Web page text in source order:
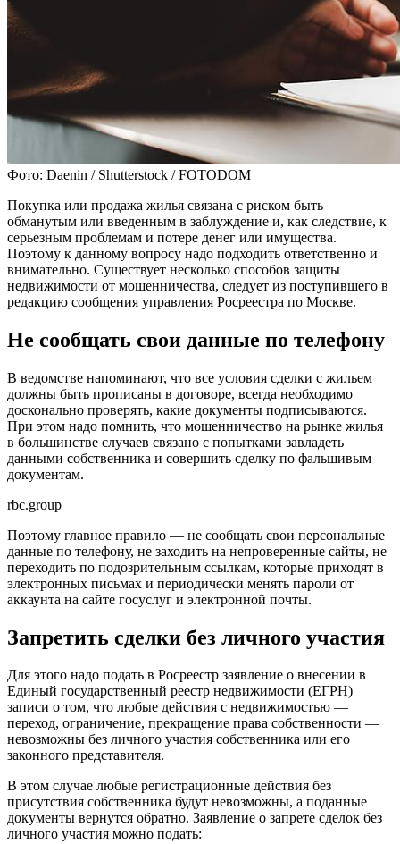
Фото: Daenin / Shutterstock / FOTODOM
Покупка или продажа жилья связана с риском быть
обманутым или введенным в заблуждение и, как следствие, к
серьезным проблемам и потере денег или имущества.
Поэтому к данному вопросу надо подходить ответственно и
внимательно. Существует несколько способов защиты
недвижимости от мошенничества, следует из поступившего в
редакцию сообщения управления Росреестра по Москве.
Не сообщать свои данные по телефону
В ведомстве напоминают, что все условия сделки с жильем
должны быть прописаны в договоре, всегда необходимо
досконально проверять, какие документы подписываются.
При этом надо помнить, что мошенничество на рынке жилья
в большинстве случаев связано с попытками завладеть
данными собственника и совершить сделку по фальшивым
документам.
rbc.group
Поэтому главное правило — не сообщать свои персональные
данные по телефону, не заходить на непроверенные сайты, не
переходить по подозрительным ссылкам, которые приходят в
электронных письмах и периодически менять пароли от
аккаунта на сайте госуслуг и электронной почты.
Запретить сделки без личного участия
Для этого надо подать в Росреестр заявление о внесении в
Единый государственный реестр недвижимости (ЕГРН)
записи о том, что любые действия с недвижимостью —
переход, ограничение, прекращение права собственности —
невозможны без личного участия собственника или его
законного представителя.
В этом случае любые регистрационные действия без
присутствия собственника будут невозможны, а поданные
документы вернутся обратно. Заявление о запрете сделок без
личного участия можно подать: